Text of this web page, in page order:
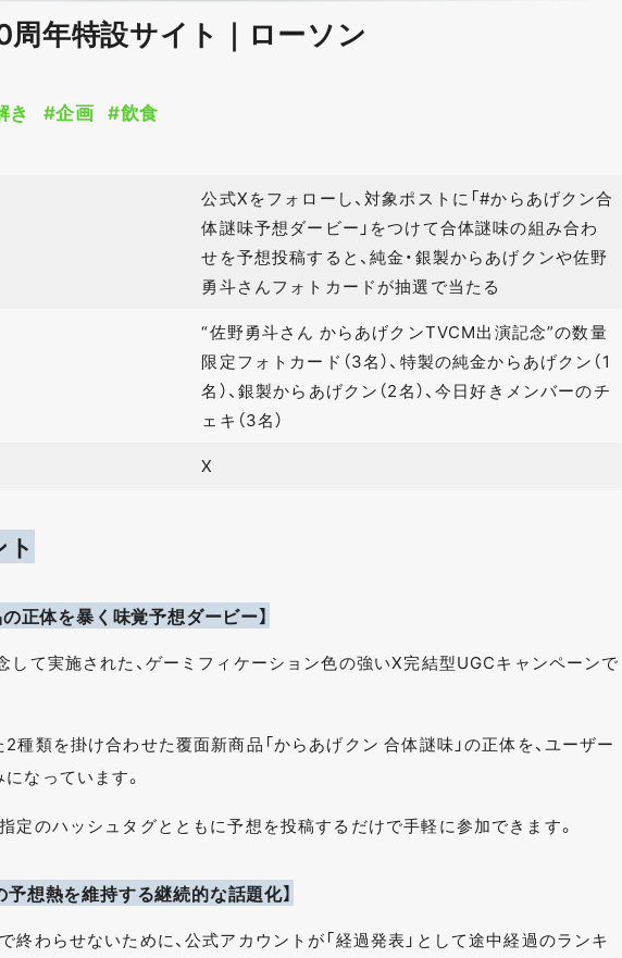
周年特設サイト｜ローソン
き #企画 #飲食
公式Xをフォローし、対象ポストに「#からあげクン合
体謎味予想ダービー」をつけて合体謎味の組み合わ
せを予想投稿すると、純金・銀製からあげクンや佐野
勇斗さんフォトカードが抽選で当たる
“佐野勇斗さん からあげクンTVCM出演記念”の数量
限定フォトカード（3名）、特製の純金からあげクン（1
名）、銀製からあげクン（2名）、今日好きメンバーのチ
ェキ（3名）
X
正体を暴く味覚予想ダービー】
て実施された、ゲーミフィケーション色の強いX完結型UGCキャンペーンで
類を掛け合わせた覆面新商品「からあげクン 合体謎味」の正体を、ユーザー
なっています。
定のハッシュタグとともに予想を投稿するだけで手軽に参加できます。
想熱を維持する継続的な話題化】
終わらせないために、公式アカウントが「経過発表」として途中経過のランキ